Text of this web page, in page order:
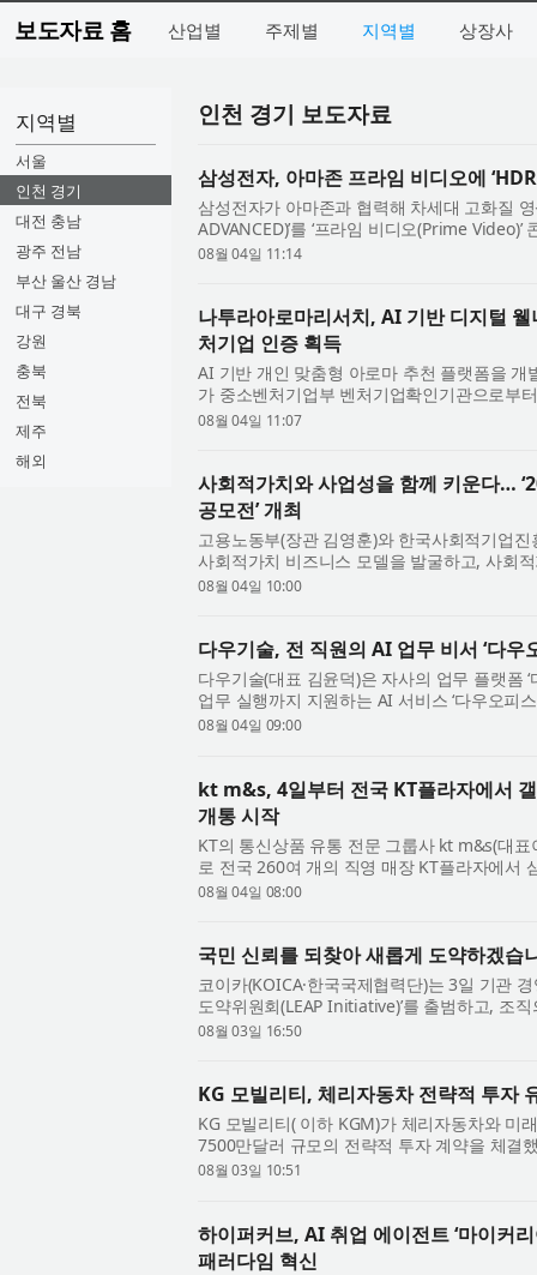
보도자료 홈 산업별 주제별 지역별 상장사
지역별
서울
인천 경기
대전 충남
광주 전남
부산 울산 경남
대구 경북
강원
충북
전북
제주
해외
인천 경기 보도자료
삼성전자, 아마존 프라임 비디오에
삼성전자가 아마존과 협력해 차세대 고화질
ADVANCED)’를 ‘프라임 비디오(Prime
OTT 서비스인 프라임 비디오는 전 세계적으
08월 04일 11:14
나투라아로마리서치, AI 기반 디지털
처기업 인증 획득
AI 기반 개인 맞춤형 아로마 추천 플랫폼을
가 중소벤처기업부 벤처기업확인기관으로부
이번 확인은 AI 기반 디지털 웰니스 기술과 맞
08월 04일 11:07
사회적가치와 사업성을 함께 키운다…
공모전’ 개최
고용노동부(장관 김영훈)와 한국사회적기업
사회적가치 비즈니스 모델을 발굴하고, 사회
대경제기업의 시장 경쟁력 강화를 지원하기
08월 04일 10:00
다우기술, 전 직원의 AI 업무 비서 ‘다우
다우기술(대표 김윤덕)은 자사의 업무 플랫폼
업무 실행까지 지원하는 AI 서비스 ‘다우오피
된 다우오피스 AI는 자연어 기반 대화와 업무
08월 04일 09:00
kt m&s, 4일부터 전국 KT플라자에서
개통 시작
KT의 통신상품 유통 전문 그룹사 kt m&s(대
로 전국 260여 개의 직영 매장 KT플라자에서
을 시작한다고 4일 밝혔다. 사전예약을 하지
08월 04일 08:00
국민 신뢰를 되찾아 새롭게 도약하겠습
코이카(KOICA·한국국제협력단)는 3일 기관
도약위원회(LEAP Initiative)’를 출범하고, 조
밝혔다. 기관장 공석의 비상경영체제에서 흔
08월 03일 16:50
KG 모빌리티, 체리자동차 전략적 투자
KG 모빌리티( 이하 KGM)가 체리자동차와 미
7500만달러 규모의 전략적 투자 계약을 체결
하얏트 서울 호텔에서 열린 ‘글로벌 동반성장
08월 03일 10:51
하이퍼커브, AI 취업 에이전트 ‘마이커
패러다임 혁신